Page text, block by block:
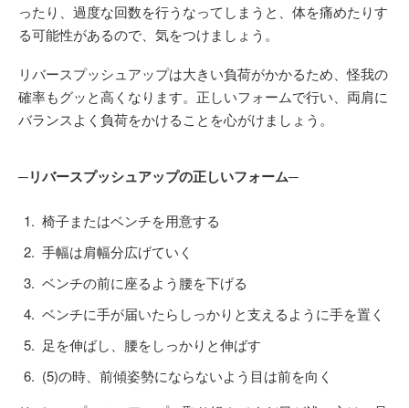
ったり、過度な回数を行うなってしまうと、体を痛めたりす
る可能性があるので、気をつけましょう。
リバースプッシュアップは大きい負荷がかかるため、怪我の
確率もグッと高くなります。正しいフォームで行い、両肩に
バランスよく負荷をかけることを心がけましょう。
─リバースプッシュアップの正しいフォーム─
椅子またはベンチを用意する
手幅は肩幅分広げていく
ベンチの前に座るよう腰を下げる
ベンチに手が届いたらしっかりと支えるように手を置く
足を伸ばし、腰をしっかりと伸ばす
(5)の時、前傾姿勢にならないよう目は前を向く